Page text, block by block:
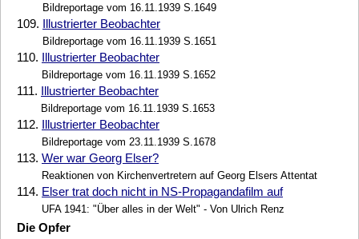
Bildreportage vom 16.11.1939 S.1649
109. Illustrierter Beobachter
Bildreportage vom 16.11.1939 S.1651
110. Illustrierter Beobachter
Bildreportage vom 16.11.1939 S.1652
111. Illustrierter Beobachter
Bildreportage vom 16.11.1939 S.1653
112. Illustrierter Beobachter
Bildreportage vom 23.11.1939 S.1678
113. Wer war Georg Elser?
Reaktionen von Kirchenvertretern auf Georg Elsers Attentat
114. Elser trat doch nicht in NS-Propagandafilm auf
UFA 1941: "Über alles in der Welt" - Von Ulrich Renz
Die Opfer